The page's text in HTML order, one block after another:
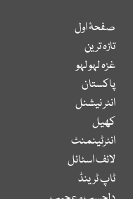
صفحۂ اول
تازہ ترین
غزہ لہو لہو
پاکستان
انٹر نیشنل
کھیل
انٹرٹینمنٹ
لائف اسٹائل
ٹاپ ٹرینڈ